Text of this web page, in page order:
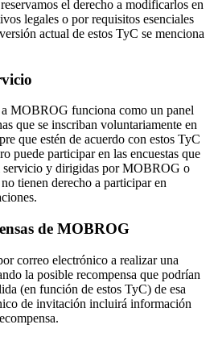
el derecho a modificarlos en
legales o por requisitos esenciales
actual de estos TyC se menciona
MOBROG funciona como un panel
que se inscriban voluntariamente en
que estén de acuerdo con estos TyC
puede participar en las encuestas que
servicio y dirigidas por MOBROG o
tienen derecho a participar en
de MOBROG
correo electrónico a realizar una
la posible recompensa que podrían
(en función de estos TyC) de esa
de invitación incluirá información